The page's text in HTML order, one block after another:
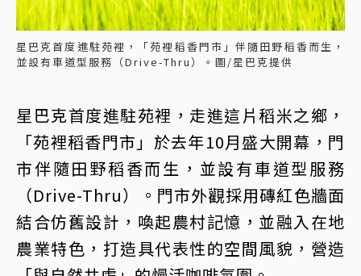
星巴克首度進駐苑裡，「苑裡稻香門市」伴隨田野稻香而生，
並設有車道型服務（Drive-Thru）。圖/星巴克提供
星巴克首度進駐苑裡，走進這片稻米之鄉，
「苑裡稻香門市」於去年10月盛大開幕，門
市伴隨田野稻香而生，並設有車道型服務
（Drive-Thru）。門市外觀採用磚紅色牆面
結合仿舊設計，喚起農村記憶，並融入在地
農業特色，打造具代表性的空間風貌，營造